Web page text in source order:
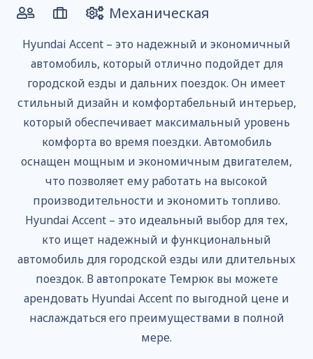
Механическая
Hyundai Accent – это надежный и экономичный
автомобиль, который отлично подойдет для
городской езды и дальних поездок. Он имеет
стильный дизайн и комфортабельный интерьер,
который обеспечивает максимальный уровень
комфорта во время поездки. Автомобиль
оснащен мощным и экономичным двигателем,
что позволяет ему работать на высокой
производительности и экономить топливо.
Hyundai Accent – это идеальный выбор для тех,
кто ищет надежный и функциональный
автомобиль для городской езды или длительных
поездок. В автопрокате Темрюк вы можете
арендовать Hyundai Accent по выгодной цене и
наслаждаться его преимуществами в полной
мере.